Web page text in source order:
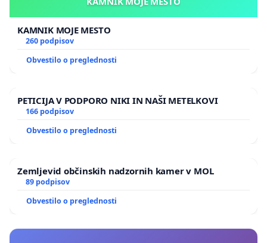
KAMNIK MOJE MESTO
260 podpisov
Obvestilo o preglednosti
PETICIJA V PODPORO NIKI IN NAŠI METELKOVI
166 podpisov
Obvestilo o preglednosti
Zemljevid občinskih nadzornih kamer v MOL
89 podpisov
Obvestilo o preglednosti